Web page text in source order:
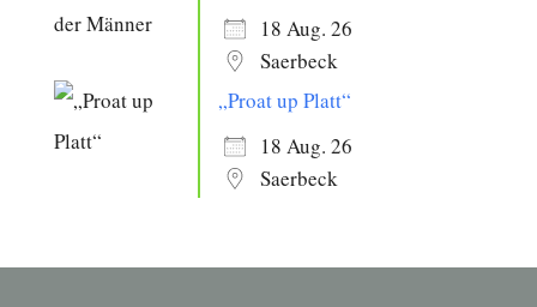
18 Aug. 26
Saerbeck
„Proat up Platt“
18 Aug. 26
Saerbeck